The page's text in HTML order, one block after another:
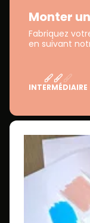
Monter
Fabriquez
en suivant
INTERMÉDIAIRE